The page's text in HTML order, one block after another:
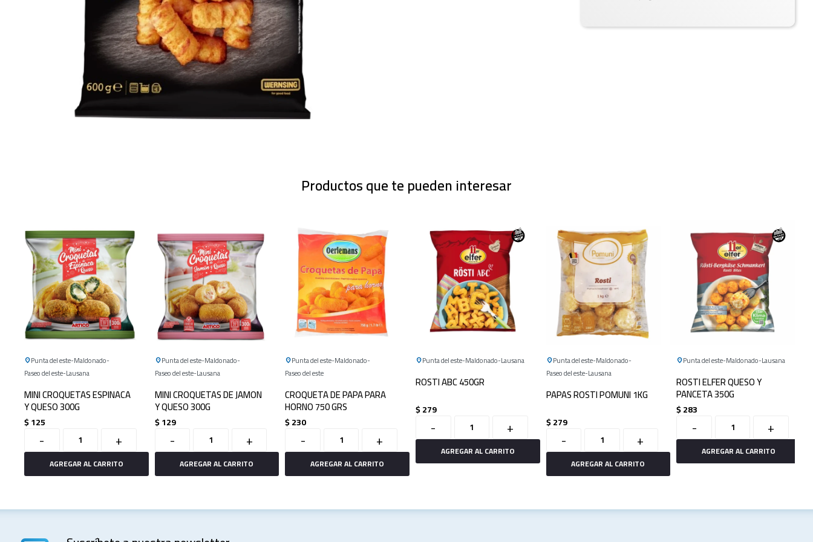
Productos que te pueden interesar
Punta del este Maldonado
Paseo del este Lausana
MINI CROQUETAS ESPINACA
Y QUESO 300G
$125
- +
Punta del este Maldonado
Paseo del este Lausana
MINI CROQUETAS DE JAMON
Y QUESO 300G
$129
- +
Punta del este Maldonado
Paseo del este
CROQUETA DE PAPA PARA
HORNO 750 GRS
$230
- +
Punta del este Maldonado Lausana
ROSTI ABC 450GR
$279
- +
Punta del este Maldonado
Paseo del este Lausana
PAPAS ROSTI POMUNI 1KG
$279
- +
Punta del este Maldonado Lausana
ROSTI ELFER QUESO Y
PANCETA 350G
$283
- +